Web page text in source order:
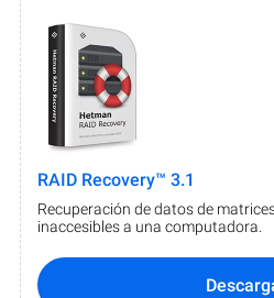
RAID Recovery™ 3.1
Recuperación de datos de
inaccesibles a una computadora.